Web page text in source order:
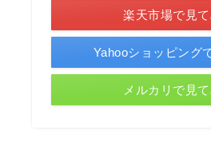
楽天市場で見て
Yahooショッピング
メルカリで見